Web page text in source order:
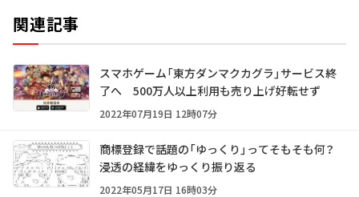
関連記事
スマホゲーム「東方ダンマクカグラ」サービス終
了へ 500万人以上利用も売り上げ好転せず
2022年07月19日 12時07分
商標登録で話題の「ゆっくり」ってそもそも何？
浸透の経緯をゆっくり振り返る
2022年05月17日 16時03分